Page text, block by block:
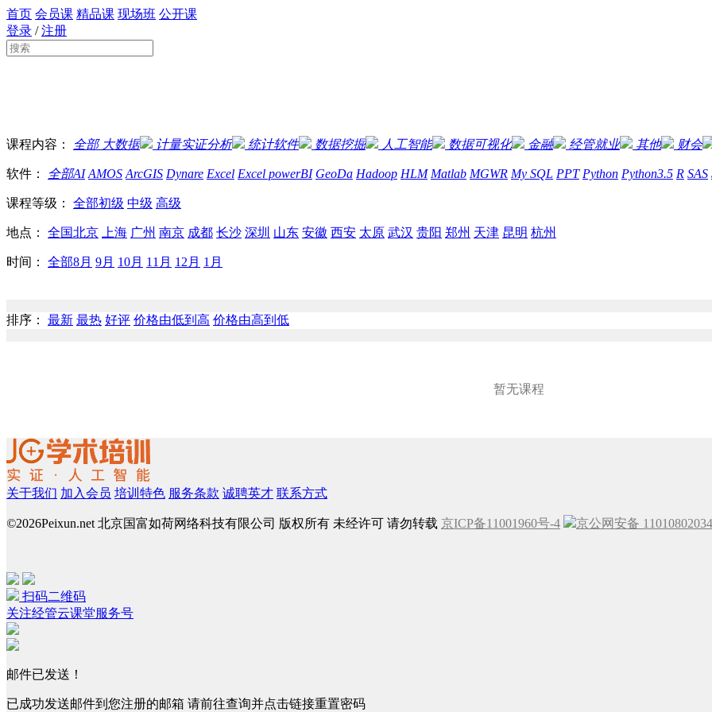
首页 会员课 精品课 现场班 公开课
登录 /注册
课程内容： 全部大数据 计量实证分析 统计软件 数据挖掘 人工智能 数据可视化 金融 经管就业 其他 财会
软件： 全部AI AMOS ArcGIS Dynare Excel Excel powerBI GeoDa Hadoop HLM Matlab MGWR My SQL PPT Python Python3.5 R SAS
课程等级： 全部初级 中级 高级
地点： 全国北京 上海 广州 南京 成都 长沙 深圳 山东 安徽 西安 太原 武汉 贵阳 郑州 天津 昆明 杭州
时间： 全部8月 9月 10月 11月 12月 1月
排序： 最新 最热 好评 价格由低到高 价格由高到低
暂无课程
关于我们 加入会员 培训特色 服务条款 诚聘英才 联系方式
©2026Peixun.net 北京国富如荷网络科技有限公司 版权所有 未经许可 请勿转载 京ICP备11001960号-4 京公网安备
扫码二维码
关注经管云课堂服务号
邮件已发送！
已成功发送邮件到您注册的邮箱 请前往查询并点击链接重置密码